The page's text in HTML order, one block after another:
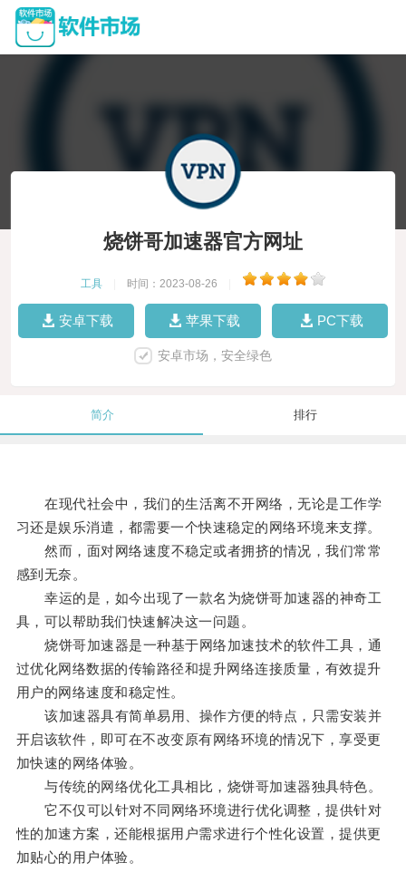
烧饼哥加速器官方网址
工具 时间：2023-08-26
安卓下载 苹果下载 PC下载
安卓市场，安全绿色
简介 排行
在现代社会中，我们的生活离不开网络，无论是工作学
习还是娱乐消遣，都需要一个快速稳定的网络环境来支撑。
然而，面对网络速度不稳定或者拥挤的情况，我们常常
感到无奈。
幸运的是，如今出现了一款名为烧饼哥加速器的神奇工
具，可以帮助我们快速解决这一问题。
烧饼哥加速器是一种基于网络加速技术的软件工具，通
过优化网络数据的传输路径和提升网络连接质量，有效提升
用户的网络速度和稳定性。
该加速器具有简单易用、操作方便的特点，只需安装并
开启该软件，即可在不改变原有网络环境的情况下，享受更
加快速的网络体验。
与传统的网络优化工具相比，烧饼哥加速器独具特色。
它不仅可以针对不同网络环境进行优化调整，提供针对
性的加速方案，还能根据用户需求进行个性化设置，提供更
加贴心的用户体验。